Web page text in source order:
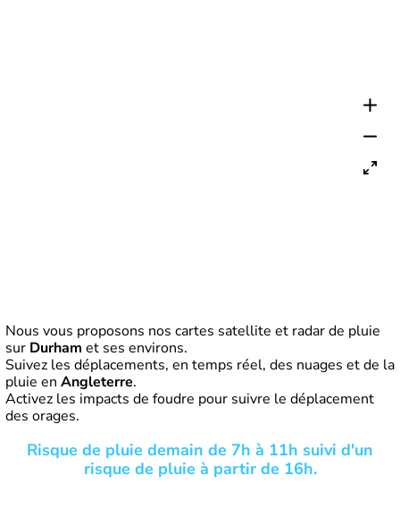
Nous vous proposons nos cartes satellite et radar de pluie
sur Durham et ses environs.
Suivez les déplacements, en temps réel, des nuages et de la
pluie en Angleterre.
Activez les impacts de foudre pour suivre le déplacement
des orages.
Risque de pluie demain de 7h à 11h suivi d'un
risque de pluie à partir de 16h.